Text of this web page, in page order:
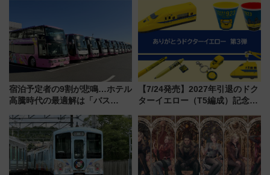
ー！ 注目の編成やデザインまと
め
宿泊予定者の9割が悲鳴…ホテル
高騰時代の最適解は「バス
した、推し活遠征や観光時のリ
アルな懐事情
【7/24発売】2027年引退のドク
ターイエロー（T5編成）記念グ
送の目覚まし時計など通販・販
売店舗まとめ